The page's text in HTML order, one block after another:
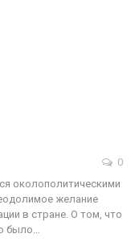
0
околополитическими
желание
в стране. О том, что
было…